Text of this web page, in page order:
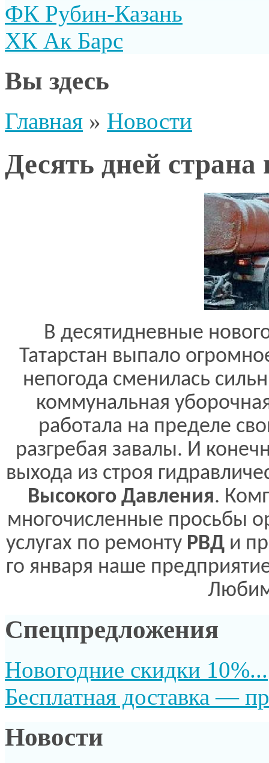
ФК Рубин-Казань
ХК Ак Барс
Вы здесь
Главная » Новости
Десять дней страна
В десятидневные
Татарстан выпало
непогода сменилась
коммунальная
работала на пределе
разгребая завалы. И
выхода из строя
Высокого Давления.
многочисленные просьбы
услугах по ремонту РВД и
го января наше
Спецпредложения
Новогодние скидки 10%...
Бесплатная доставка —
Новости